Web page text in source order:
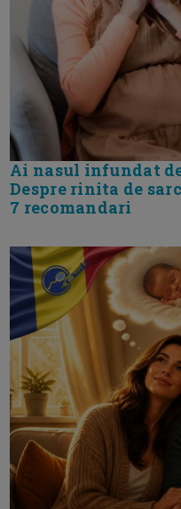
Ai nasul infundat
Despre rinita de
7 recomandari